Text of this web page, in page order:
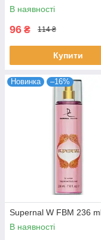
В наявності
96 ₴ 114 ₴
Купити
Новинка –16%
Supernal W FBM 236
В наявності